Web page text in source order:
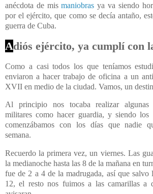
anécdota de mismaniobras ya va siendo
por el ejército, que como se decía antaño,
guerra de Cuba.
Adiós ejército, ya cumplí con
Como a casi todos los que teníamos
enviaron a hacer trabajo de oficina a un
XVII en medio de la ciudad. Vamos, un
Al principio nos tocaba realizar algunas
militares como hacer guardia, y siendo los
comenzábamos con los días que nadie
semana.
Recuerdo la primera vez, un viernes. Las
la medianoche hasta las 8 de la mañana en
fue de 2 a 4 de la madrugada, así que salvo
12, el resto nos fuimos a las camarillas a